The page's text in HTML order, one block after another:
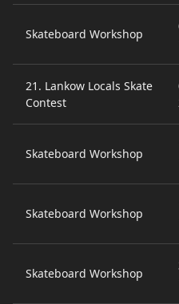
Skateboard Workshop
21. Lankow Locals Skate
Contest
Skateboard Workshop
Skateboard Workshop
Skateboard Workshop